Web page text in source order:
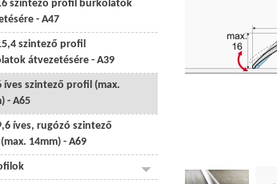
szintezo profil burkolatok
- A47
szintező profil
átvezetésére - A39
íves szintező profil (max.
- A65
íves, rugózó szintező
14mm) - A69